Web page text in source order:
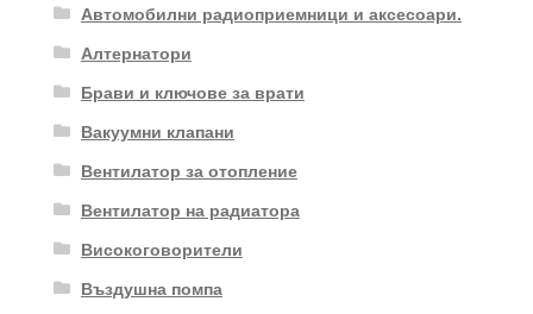
Автомобилни радиоприемници и аксесоари.
Алтернатори
Брави и ключове за врати
Вакуумни клапани
Вентилатор за отопление
Вентилатор на радиатора
Високоговорители
Въздушна помпа